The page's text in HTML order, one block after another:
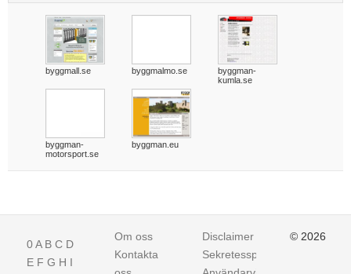
byggmall.se byggmalmo.se
byggman-
kumla.se
byggman-
motorsport.se
byggman.eu
0A B C D
E F G H I
Om oss
Kontakta
Disclaimer
Sekretesspolicy
© 2026